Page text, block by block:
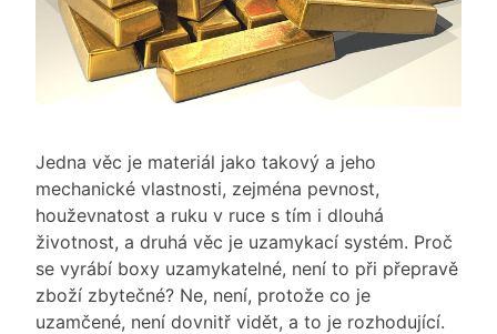
Jedna věc je materiál jako takový a jeho
mechanické vlastnosti, zejména pevnost,
houževnatost a ruku v ruce s tím i dlouhá
životnost, a druhá věc je uzamykací systém. Proč
se vyrábí boxy uzamykatelné, není to při přepravě
zboží zbytečné? Ne, není, protože co je
uzamčené, není dovnitř vidět, a to je rozhodující.